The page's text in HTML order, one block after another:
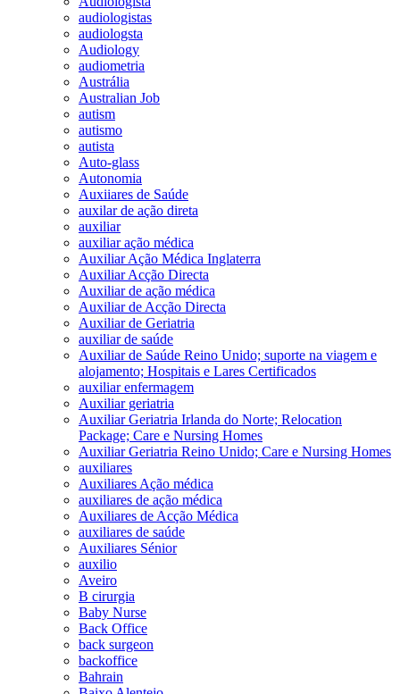
audiologistas
audiologsta
Audiology
audiometria
Austrália
Australian Job
autism
autismo
autista
Auto-glass
Autonomia
Auxiiares de Saúde
auxilar de ação direta
auxiliar
auxiliar ação médica
Auxiliar Ação Médica Inglaterra
Auxiliar Acção Directa
Auxiliar de ação médica
Auxiliar de Acção Directa
Auxiliar de Geriatria
auxiliar de saúde
Auxiliar de Saúde Reino Unido; suporte na viagem e
alojamento; Hospitais e Lares Certificados
auxiliar enfermagem
Auxiliar geriatria
Auxiliar Geriatria Irlanda do Norte; Relocation
Package; Care e Nursing Homes
Auxiliar Geriatria Reino Unido; Care e Nursing Homes
auxiliares
Auxiliares Ação médica
auxiliares de ação médica
Auxiliares de Acção Médica
auxiliares de saúde
Auxiliares Sénior
auxilio
Aveiro
B cirurgia
Baby Nurse
Back Office
back surgeon
backoffice
Bahrain